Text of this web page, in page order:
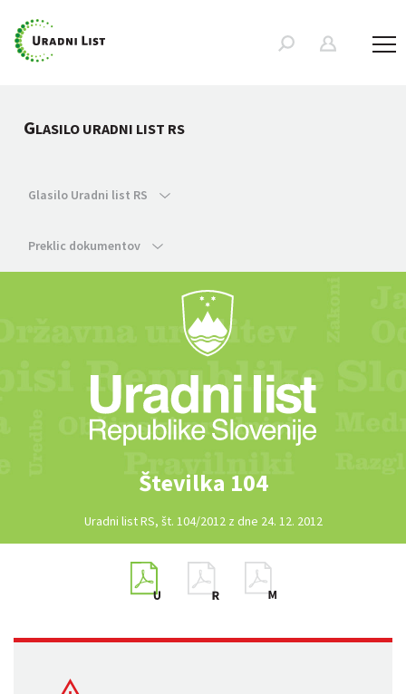
GLASILO URADNI LIST RS
Glasilo Uradni list RS
Preklic dokumentov
Številka 104
Uradni list RS, št. 104/2012 z dne 24. 12. 2012